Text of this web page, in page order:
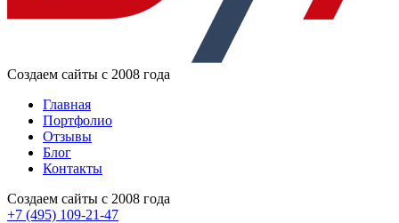
Создаем сайты с 2008 года
Главная
Портфолио
Отзывы
Блог
Контакты
Создаем сайты с 2008 года
+7 (495) 109-21-47